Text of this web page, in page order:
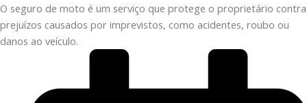
O seguro de moto é um serviço que protege o proprietário contra
prejuízos causados por imprevistos, como acidentes, roubo ou
danos ao veículo.